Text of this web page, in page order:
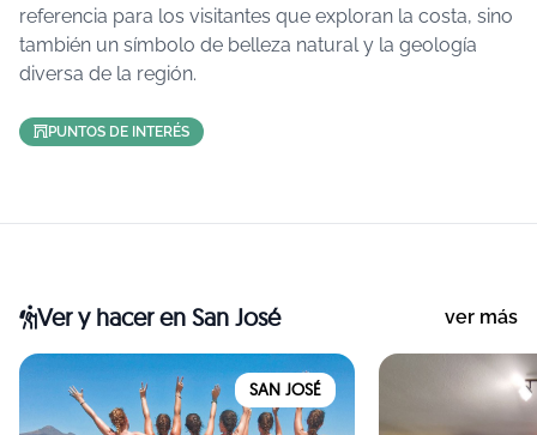
referencia para los visitantes que exploran la costa, sino
también un símbolo de belleza natural y la geología
diversa de la región.
PUNTOS DE INTERÉS
Ver y haceren San José ver más
SAN JOSÉ